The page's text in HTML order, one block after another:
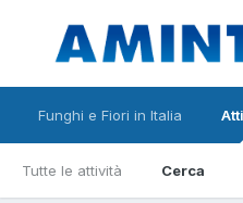
Funghi e Fiori in Italia
Tutte le attività Cerca